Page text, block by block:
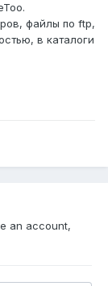
файлы по ftp,
в каталоги
an account,